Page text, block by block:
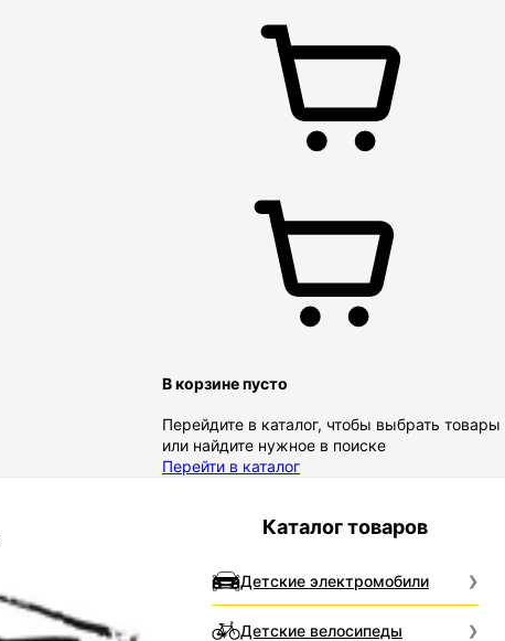
В корзине пусто
Перейдите в каталог, чтобы выбрать товары
или найдите нужное в поиске
Перейти в каталог
Каталог товаров
Детские электромобили
Детские велосипеды